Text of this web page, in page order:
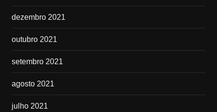
dezembro 2021
outubro 2021
setembro 2021
agosto 2021
julho 2021